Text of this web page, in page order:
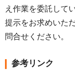
え作業を委託して
提示をお求めいた
問合せください。
参考リンク